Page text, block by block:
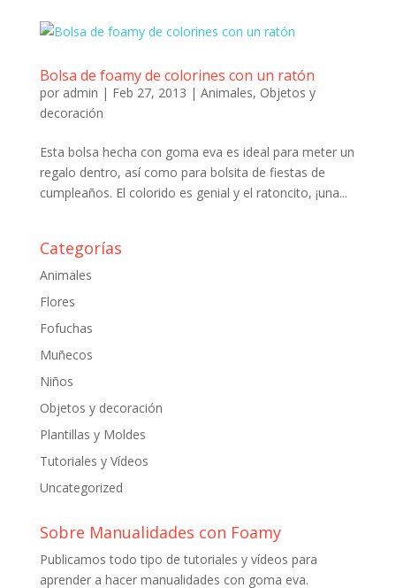
Bolsa de foamy de colorines con un ratón
por admin | Feb 27, 2013 | Animales, Objetos y
decoración
Esta bolsa hecha con goma eva es ideal para meter un
regalo dentro, así como para bolsita de fiestas de
cumpleaños. El colorido es genial y el ratoncito, ¡una...
Categorías
Animales
Flores
Fofuchas
Muñecos
Niños
Objetos y decoración
Plantillas y Moldes
Tutoriales y Vídeos
Uncategorized
Sobre Manualidades con Foamy
Publicamos todo tipo de tutoriales y vídeos para
aprender a hacer manualidades con goma eva.